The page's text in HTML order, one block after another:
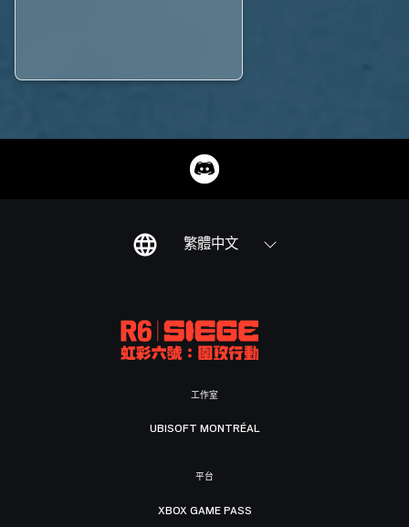
繁體中文
工作室
UBISOFT MONTRÉAL
平台
XBOX GAME PASS